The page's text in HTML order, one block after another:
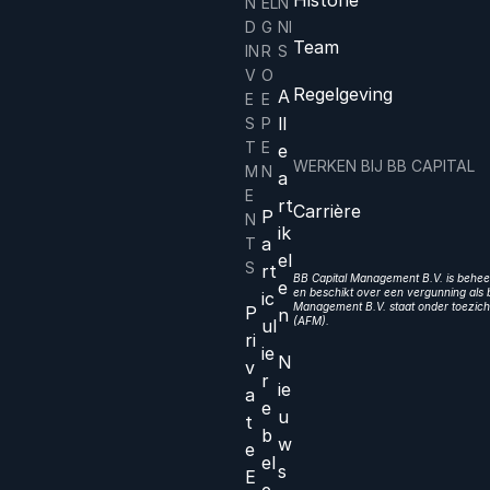
D
IN
V
E
S
T
M
E
N
T
S
P
ri
v
a
t
e
E
G
R
O
E
P
E
N
P
a
rt
ic
ul
ie
r
e
b
el
NI
S
A
ll
e
a
rt
ik
el
e
n
N
ie
u
w
s
Team
Regelgeving
WERKEN BIJ BB CAPITAL
Carrière
BB Capital Management B.V. is
en beschikt over een vergunning als
Management B.V. staat onder
(AFM).